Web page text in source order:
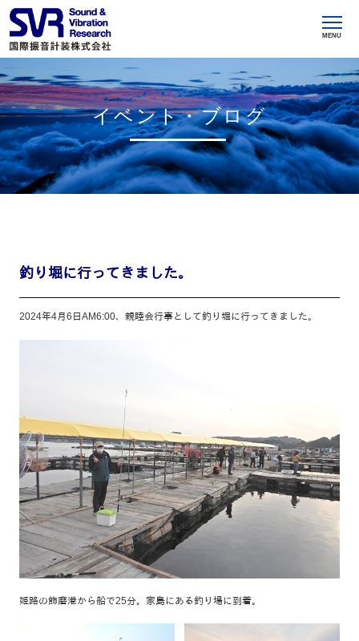
MENU
イベント・ブログ
釣り堀に行ってきました。
2024年4月6日AM6:00、親睦会行事として釣り堀に行ってきました。
姫路の飾磨港から船で25分。家島にある釣り場に到着。